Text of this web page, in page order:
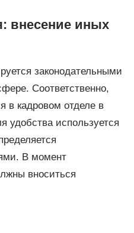
внесение иных
законодательными
Соответственно,
в кадровом отделе в
удобства используется
В момент
вноситься